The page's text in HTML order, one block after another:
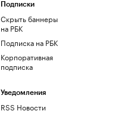
Подписки
Скрыть баннеры
на РБК
Подписка на РБК
Корпоративная
подписка
Уведомления
RSS Новости